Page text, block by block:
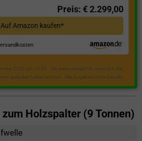
Preis: € 2.299,00
Auf Amazon kaufen*
2023 um 21:50 . Ich weise darauf hin, dass sich die
geändert haben können. Alle Angaben ohne Gewähr.
Holzspalter (9 Tonnen)